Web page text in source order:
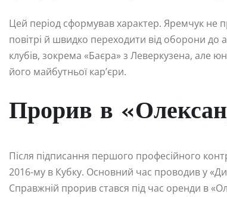
Цей період сформував характер. Яремчук не
повітрі й швидко переходити від оборони до
клубів, зокрема «Баєра» з Леверкузена, але
його майбутньої кар’єри.
Прорив в
Після підписання першого професійного
2016-му в Кубку. Основний час проводив у
Справжній прорив стався під час оренди в